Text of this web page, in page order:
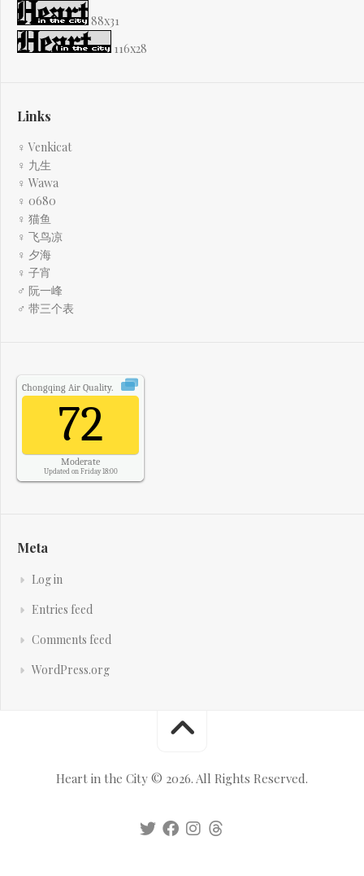
88x31
116x28
Links
♀ Venkicat
♀ 九生
♀ Wawa
♀ 0680
♀ 猫鱼
♀ 飞鸟凉
♀ 夕海
♀ 子宵
♂ 阮一峰
♂ 带三个表
Chongqing Air Quality.
72
Moderate
Updated on Friday 18:00
Meta
Log in
Entries feed
Comments feed
WordPress.org
Heart in the City © 2026. All Rights Reserved.